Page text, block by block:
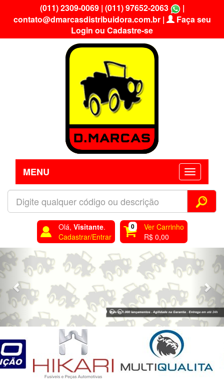
(011) 2309-0069| (011) 97652-2063
|
contato@dmarcasdistribuidora.com.br|
Faça seu
Login ou Cadastre-se
MENU
Olá, Visitante.
Cadastrar/Entrar
0
Ver Carrinho
R$ 0,00
Previous